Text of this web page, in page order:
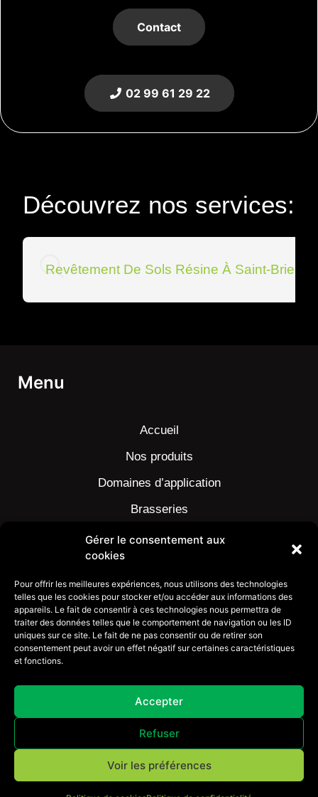
Gérer le consentement aux
cookies
Pour offrir les meilleures expériences, nous utilisons des technologies
telles que les cookies pour stocker et/ou accéder aux informations des
appareils. Le fait de consentir à ces technologies nous permettra de
traiter des données telles que le comportement de navigation ou les ID
uniques sur ce site. Le fait de ne pas consentir ou de retirer son
consentement peut avoir un effet négatif sur certaines caractéristiques
et fonctions.
Accepter
Refuser
Voir les préférences
Contact
02 99 61 29 22
Découvrez nos services:
Revêtement De Sols Résine À Saint-Brieuc
Menu
Accueil
Nos produits
Domaines d’application
Brasseries
Viande et volaille
Industrie pharmaceutique
Laiteries et fromageries
Partenaires
Contact
MÉLWANN RÉSINES
Politique de confidentialité
Plan de site